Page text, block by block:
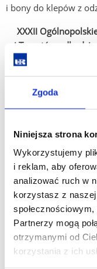
Zgoda
Niniejsza strona
Wykorzystujemy
i reklam, aby
analizować ruch w
korzystasz z
Partnerzy mogą
otrzymanymi od
korzystania z ich
i bony do klepów z
XXXII
i Turystów
Prezydenckim w
Materiały do